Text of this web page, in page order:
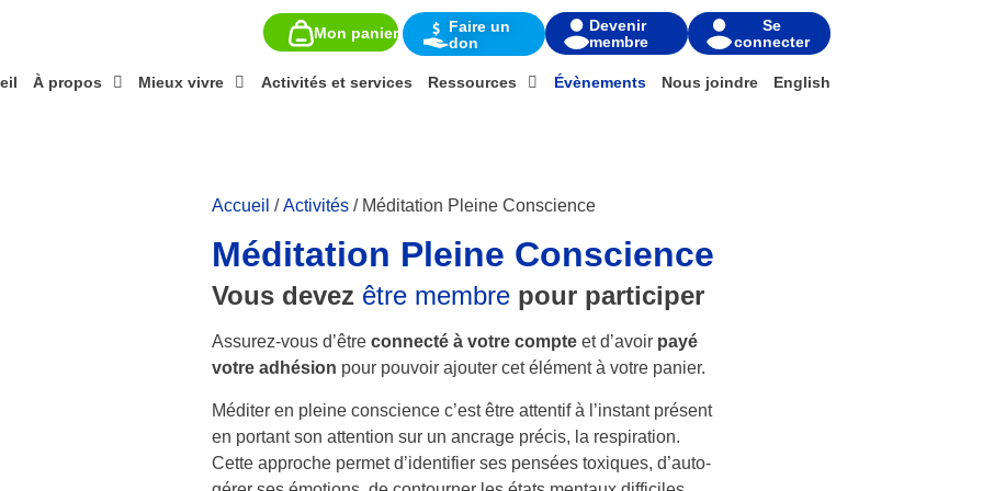
À propos Mieux vivre Activités et services Ressources Évènements Nous joindre English
Mon panier
Faire un
don
Devenir
membre
Se
connecter
Accueil /Activités / Méditation Pleine Conscience
Méditation Pleine Conscience
Vous devez être membre pour participer
Assurez-vous d’êtreconnecté à votre compte et d’avoir payé
votre adhésion pour pouvoir ajouter cet élément à votre panier.
Méditer en pleine conscience c’est être attentif à l’instant présent
en portant son attention sur un ancrage précis, la respiration.
Cette approche permet d’identifier ses pensées toxiques, d’auto-